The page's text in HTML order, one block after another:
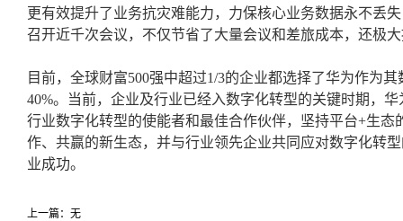
更有效提升了业务抗灾难能力，力保核心业务数据永不丢
召开近千次会议，不仅节省了大量会议和差旅成本，还极
目前，全球财富500强中超过1/3的企业都选择了华为作为
40%。当前，企业及行业已经入数字化转型的关键时期，
行业数字化转型的使能者和最佳合作伙伴，坚持平台+生
作、共赢的新生态，并与行业领先企业共同应对数字化转
业成功。
上一篇：无